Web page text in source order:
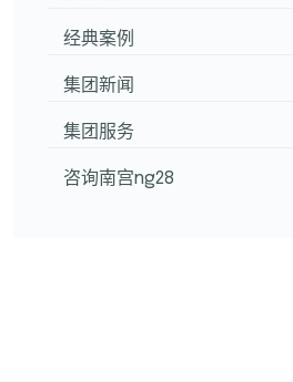
经典案例
集团新闻
集团服务
咨询南宫ng28